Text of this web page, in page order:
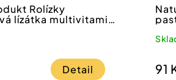
Rolízky
lízátka multivitamin
Detail 91